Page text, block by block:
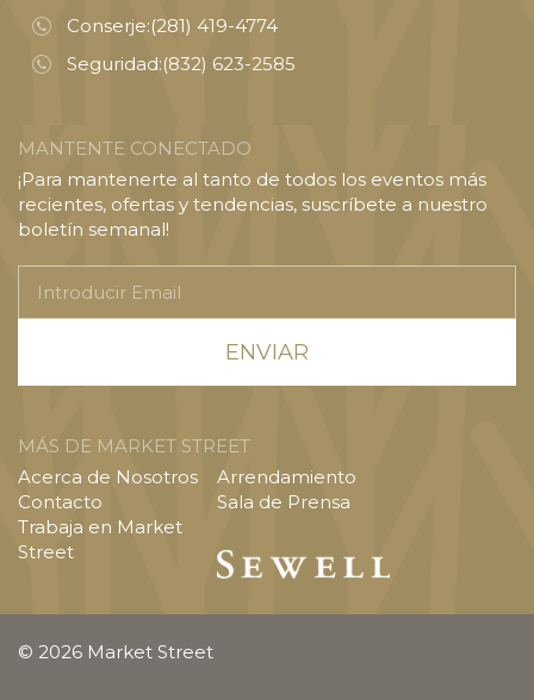
Conserje:(281) 419-4774
Seguridad:(832) 623-2585
MANTENTE CONECTADO
¡Para mantenerte al tanto de todos los eventos más
recientes, ofertas y tendencias, suscríbete a nuestro
boletín semanal!
Email
MÁS DE MARKET STREET
Acerca de Nosotros
Contacto
Trabaja en Market
Street
Arrendamiento
Sala de Prensa
© 2026 Market Street